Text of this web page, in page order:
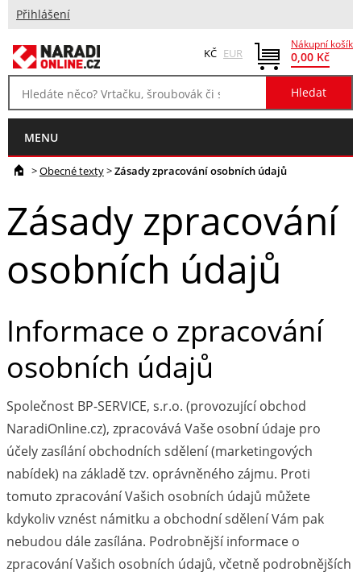
Přihlášení
Nákupní košík
0,00 Kč
KČ EUR
MENU
>Obecné texty>Zásady zpracování osobních údajů
Zásady zpracování
osobních údajů
Informace o zpracování
osobních údajů
Společnost BP-SERVICE, s.r.o. (provozující obchod
NaradiOnline.cz), zpracovává Vaše osobní údaje pro
účely zasílání obchodních sdělení (marketingových
nabídek) na základě tzv. oprávněného zájmu. Proti
tomuto zpracování Vašich osobních údajů můžete
kdykoliv vznést námitku a obchodní sdělení Vám pak
nebudou dále zasílána. Podrobnější informace o
zpracování Vašich osobních údajů, včetně podrobnějších